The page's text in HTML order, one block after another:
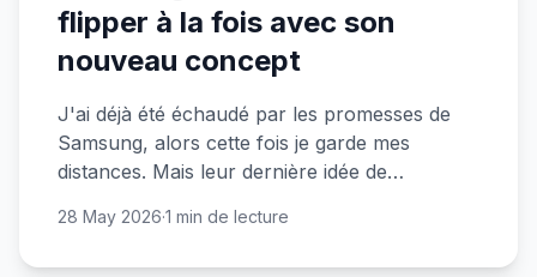
flipper à la fois avec son
nouveau concept
J'ai déjà été échaudé par les promesses de
Samsung, alors cette fois je garde mes
distances. Mais leur dernière idée de
sacrément.
28 May 2026·1 min de lecture